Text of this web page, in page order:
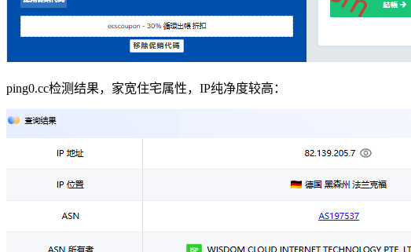
ping0.cc检测结果，家宽住宅属性，IP纯净度较高：